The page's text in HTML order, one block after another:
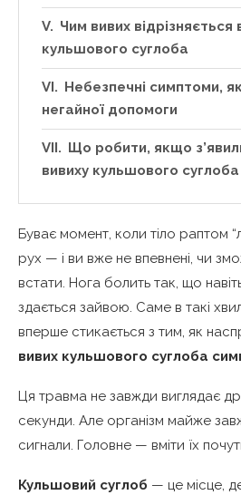
Чим вивих відрізняється
кульшового суглоба
Небезпечні симптоми,
негайної допомоги
Що робити, якщо
вивиху кульшового суглоба
Буває момент, коли тіло раптом
рух — і ви вже не впевнені, чи
встати. Нога болить так, що
здається зайвою. Саме в такі
вперше стикається з тим, як
вивих кульшового суглоба
Ця травма не завжди виглядає
секунди. Але організм майже
сигнали. Головне — вміти їх
Кульшовий суглоб — це місце,